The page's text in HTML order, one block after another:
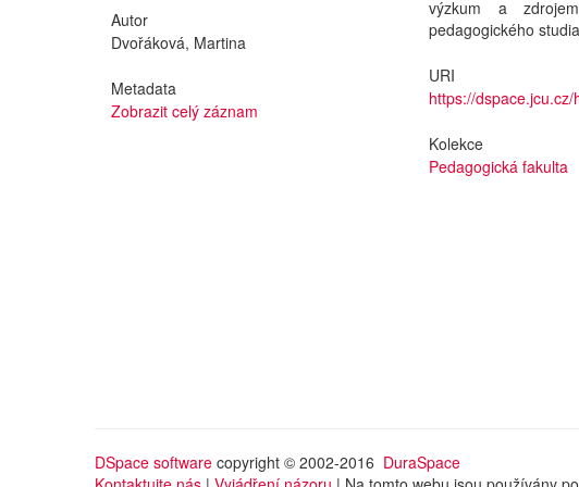
Autor
Dvořáková, Martina
Metadata
Zobrazit celý záznam
výzkum a
pedagogického
URI
https://
Kolekce
Pedagogická fakulta
DSpace software copyright © 2002-2016 DuraSpace